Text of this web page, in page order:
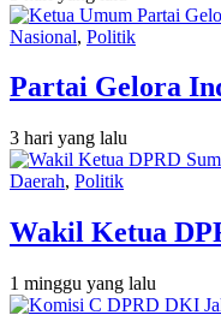
Nasional, Politik
Partai Gelora
3 hari yang lalu
Daerah, Politik
Wakil Ketua
1 minggu yang lalu